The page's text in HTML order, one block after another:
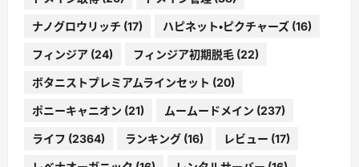
ナノグロウリッチ (17) ハピネット・ピクチャーズ (16)
フィンジア (24) フィンジア初期脱毛 (22)
ボタニストプレミアムラインセット (20)
ポニーキャニオン (21) ムームードメイン (237)
ライフ (2364) ランキング (16) レビュー (17)